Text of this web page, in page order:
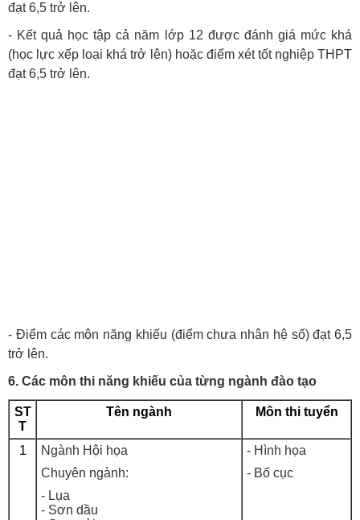
đạt 6,5 trở lên.
- Kết quả học tập cả năm lớp 12 được đánh giá mức khá
(học lực xếp loại khá trở lên) hoặc điểm xét tốt nghiệp THPT
đạt 6,5 trở lên.
- Điểm các môn năng khiếu (điểm chưa nhân hệ số) đạt 6,5
trở lên.
6. Các môn thi năng khiếu của từng ngành đào tạo
ST
T
Tên ngành Môn thi tuyển
1
Ngành Hội họa
Chuyên ngành:
- Lụa
- Sơn dầu
- Hình họa
- Bố cục